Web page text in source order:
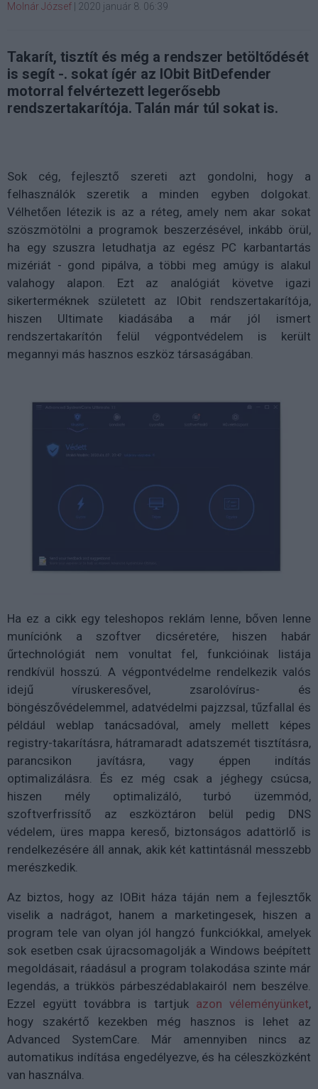
Molnár József 2020 január 8. 06:39
Takarít, tisztít és még a rendszer betöltődését
is segít -. sokat ígér az IObit BitDefender
motorral felvértezett legerősebb
rendszertakarítója. Talán már túl sokat is.
Sok cég, fejlesztő szereti azt gondolni, hogy a
felhasználók szeretik a minden egyben dolgokat.
Vélhetően létezik is az a réteg, amely nem akar sokat
szöszmötölni a programok beszerzésével, inkább örül,
ha egy szuszra letudhatja az egész PC karbantartás
mizériát - gond pipálva, a többi meg amúgy is alakul
valahogy alapon. Ezt az analógiát követve igazi
sikerterméknek született az IObit rendszertakarítója,
hiszen Ultimate kiadásába a már jól ismert
rendszertakarítón felül végpontvédelem is került
megannyi más hasznos eszköz társaságában.
Ha ez a cikk egy teleshopos reklám lenne, bőven lenne
muníciónk a szoftver dicséretére, hiszen habár
űrtechnológiát nem vonultat fel, funkcióinak listája
rendkívül hosszú. A végpontvédelme rendelkezik valós
idejű víruskeresővel, zsarolóvírus- és
böngészővédelemmel, adatvédelmi pajzzsal, tűzfallal és
például weblap tanácsadóval, amely mellett képes
registry-takarításra, hátramaradt adatszemét tisztításra,
parancsikon javításra, vagy éppen indítás
optimalizálásra. És ez még csak a jéghegy csúcsa,
hiszen mély optimalizáló, turbó üzemmód,
szoftverfrissítő az eszköztáron belül pedig DNS
védelem, üres mappa kereső, biztonságos adattörlő is
rendelkezésére áll annak, akik két kattintásnál messzebb
merészkedik.
Az biztos, hogy az IOBit háza táján nem a fejlesztők
viselik a nadrágot, hanem a marketingesek, hiszen a
program tele van olyan jól hangzó funkciókkal, amelyek
sok esetben csak újracsomagolják a Windows beépített
megoldásait, ráadásul a program tolakodása szinte már
legendás, a trükkös párbeszédablakairól nem beszélve.
Ezzel együtt továbbra is tartjuk azon véleményünket,
hogy szakértő kezekben még hasznos is lehet az
Advanced SystemCare. Már amennyiben nincs az
automatikus indítása engedélyezve, és ha céleszközként
van használva.